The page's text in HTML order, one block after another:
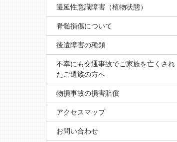
遷延性意識障害（植物状態）
脊髄損傷について
後遺障害の種類
不幸にも交通事故でご家族を亡くされ
たご遺族の方へ
物損事故の損害賠償
アクセスマップ
お問い合わせ